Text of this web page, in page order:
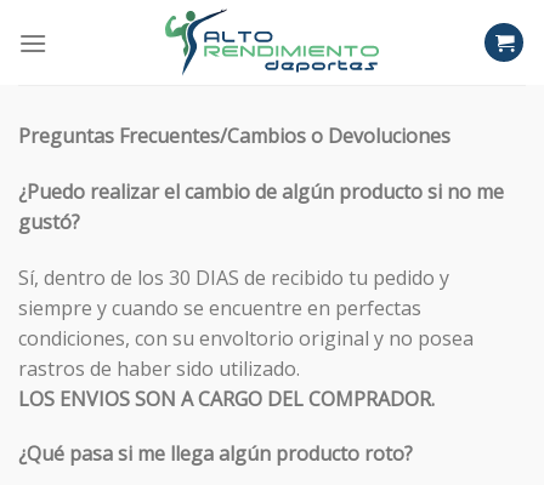
Preguntas Frecuentes/Cambios o Devoluciones
¿Puedo realizar el cambio de algún producto si no me
gustó?
Sí, dentro de los 30 DIAS de recibido tu pedido y
siempre y cuando se encuentre en perfectas
condiciones, con su envoltorio original y no posea
rastros de haber sido utilizado.
LOS ENVIOS SON A CARGO DEL COMPRADOR.
¿Qué pasa si me llega algún producto roto?